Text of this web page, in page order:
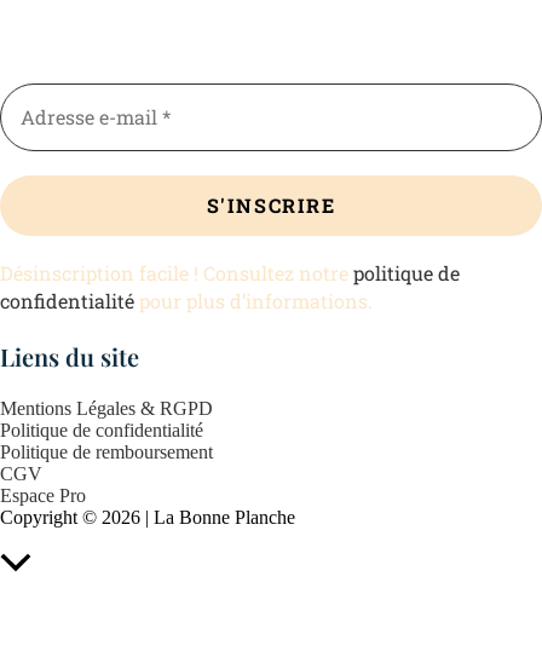
Désinscription facile ! Consultez notrepolitique de
confidentialitépour plus d’informations.
Liens du site
Mentions Légales & RGPD
Politique de confidentialité
Politique de remboursement
CGV
Espace Pro
Copyright © 2026 | La Bonne Planche